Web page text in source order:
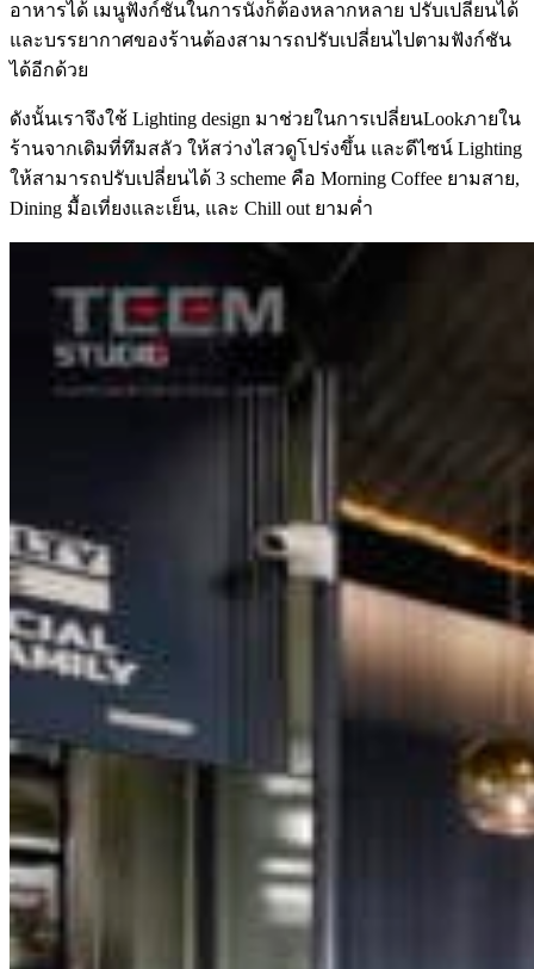
อาหารได้ เมนูฟังก์ชันในการนั่งก็ต้องหลากหลาย ปรับเปลี่ยนได้
และบรรยากาศของร้านต้องสามารถปรับเปลี่ยนไปตามฟังก์ชัน
ได้อีกด้วย
ดังนั้นเราจึงใช้ Lighting design มาช่วยในการเปลี่ยนLookภายใน
ร้านจากเดิมที่ทึมสลัว ให้สว่างไสวดูโปร่งขึ้น และดีไซน์ Lighting
ให้สามารถปรับเปลี่ยนได้ 3 scheme คือ Morning Coffee ยามสาย,
Dining มื้อเที่ยงและเย็น, และ Chill out ยามค่ำ